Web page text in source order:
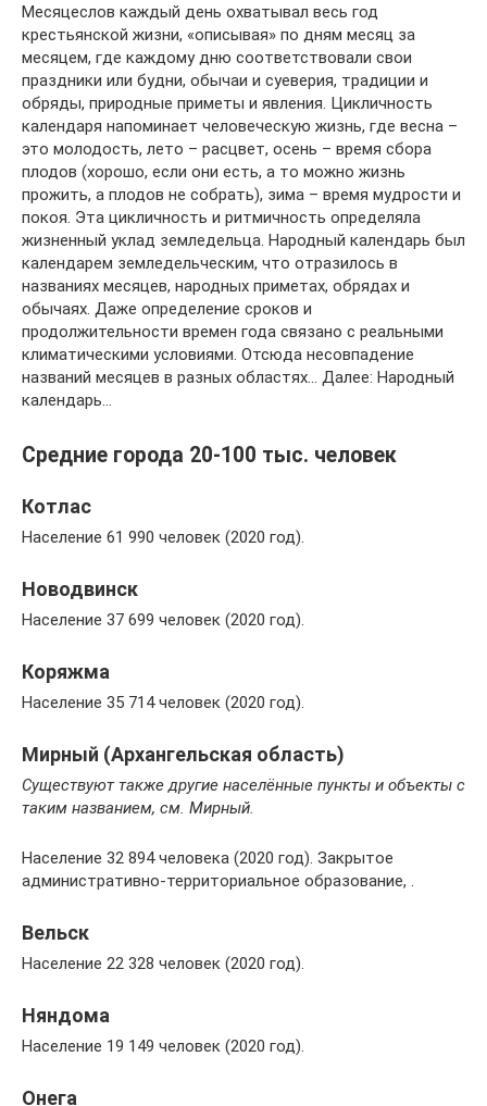
Месяцеслов каждый день охватывал весь год
крестьянской жизни, «описывая» по дням месяц за
месяцем, где каждому дню соответствовали свои
праздники или будни, обычаи и суеверия, традиции и
обряды, природные приметы и явления. Цикличность
календаря напоминает человеческую жизнь, где весна –
это молодость, лето – расцвет, осень – время сбора
плодов (хорошо, если они есть, а то можно жизнь
прожить, а плодов не собрать), зима – время мудрости и
покоя. Эта цикличность и ритмичность определяла
жизненный уклад земледельца. Народный календарь был
календарем земледельческим, что отразилось в
названиях месяцев, народных приметах, обрядах и
обычаях. Даже определение сроков и
продолжительности времен года связано с реальными
климатическими условиями. Отсюда несовпадение
названий месяцев в разных областях… Далее: Народный
календарь…
Средние города 20-100 тыс. человек
Котлас
Население 61 990 человек (2020 год).
Новодвинск
Население 37 699 человек (2020 год).
Коряжма
Население 35 714 человек (2020 год).
Мирный (Архангельская область)
Существуют также другие населённые пункты и объекты с
таким названием, см. Мирный.
Население 32 894 человека (2020 год). Закрытое
административно-территориальное образование, .
Вельск
Население 22 328 человек (2020 год).
Няндома
Население 19 149 человек (2020 год).
Онега